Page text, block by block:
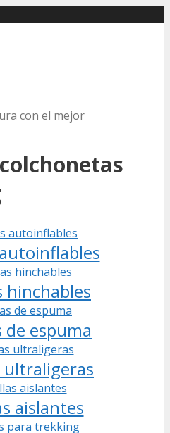
con el mejor
hinchables
de espuma
ultraligeras
aislantes